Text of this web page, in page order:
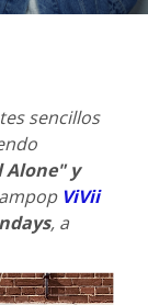
sencillos
Alone" y
ViVii
, a